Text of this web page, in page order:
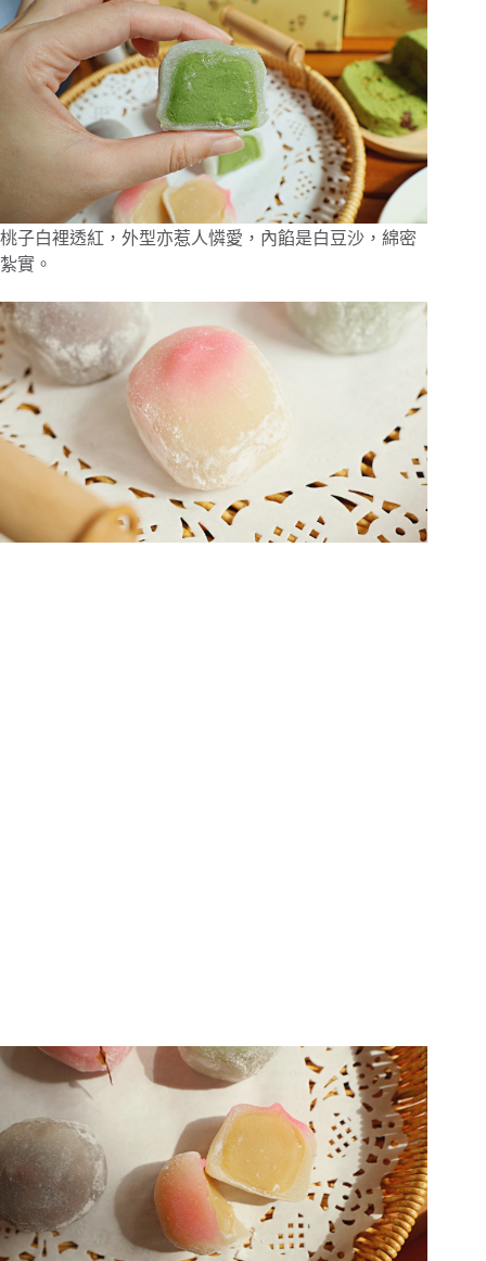
桃子白裡透紅，外型亦惹人憐愛，內餡是白豆沙，綿密
紮實。